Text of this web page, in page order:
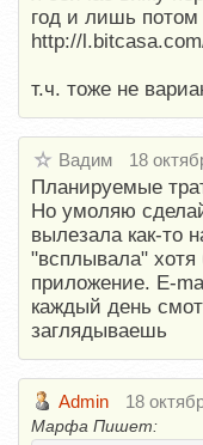
год и лишь
http://
т.ч. тоже не
Вадим 18
Планируемые
Но умоляю
вылезала как-то
"всплывала"
приложение. E-
каждый день
заглядываешь
Admin 18
Марфа Пишет: